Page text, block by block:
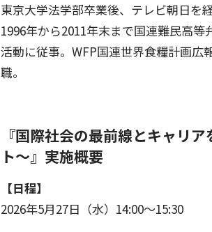
東京大学法学部卒業後、テレビ朝日を
1996年から2011年末まで国連難民高
活動に従事。WFP国連世界食糧計画広
職。
『国際社会の最前線とキャリ
ト〜』実施概要
【日程】
2026年5月27日（水）14:00〜15:30